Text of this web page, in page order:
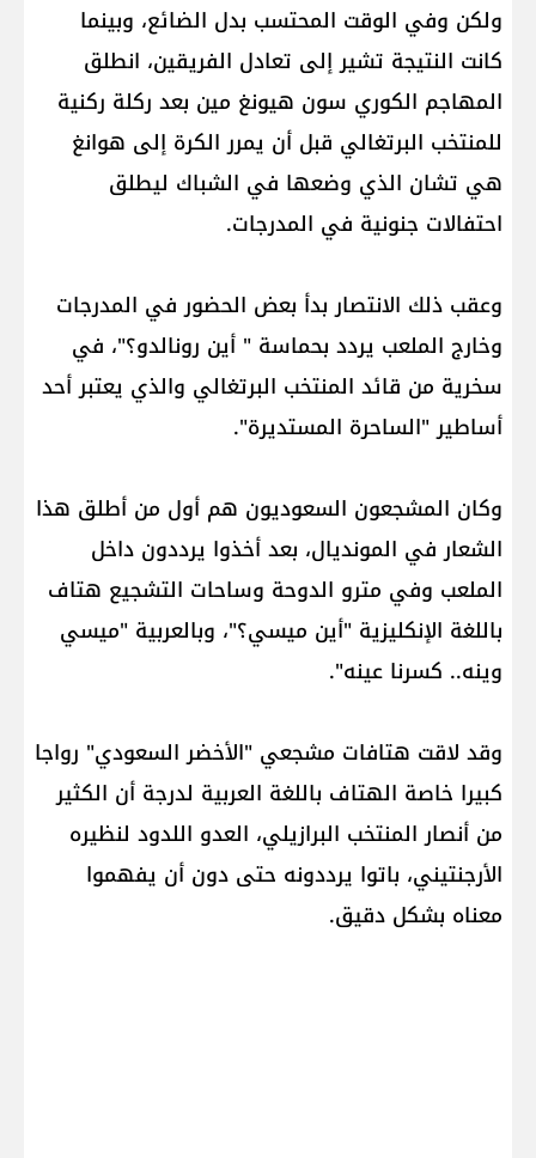
ولكن وفي الوقت المحتسب بدل الضائع، وبينما
كانت النتيجة تشير إلى تعادل الفريقين، انطلق
المهاجم الكوري سون هيونغ مين بعد ركلة ركنية
للمنتخب البرتغالي قبل أن يمرر الكرة إلى هوانغ
هي تشان الذي وضعها في الشباك ليطلق
احتفالات جنونية في المدرجات.
وعقب ذلك الانتصار بدأ بعض الحضور في المدرجات
وخارج الملعب يردد بحماسة " أين رونالدو؟"، في
سخرية من قائد المنتخب البرتغالي والذي يعتبر أحد
أساطير "الساحرة المستديرة".
وكان المشجعون السعوديون هم أول من أطلق هذا
الشعار في المونديال، بعد أخذوا يرددون داخل
الملعب وفي مترو الدوحة وساحات التشجيع هتاف
باللغة الإنكليزية "أين ميسي؟"، وبالعربية "ميسي
وينه.. كسرنا عينه".
وقد لاقت هتافات مشجعي "الأخضر السعودي" رواجا
كبيرا خاصة الهتاف باللغة العربية لدرجة أن الكثير
من أنصار المنتخب البرازيلي، العدو اللدود لنظيره
الأرجنتيني، باتوا يرددونه حتى دون أن يفهموا
معناه بشكل دقيق.